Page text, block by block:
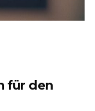
für den